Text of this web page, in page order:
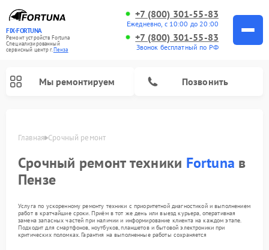
FIX-FORTUNA
Ремонт устройств Fortuna
Специализированный
cервисный центр г.Пенза
+7 (800) 301-55-83
Ежедневно, с 10:00 до 20:00
+7 (800) 301-55-83
Звонок бесплатный по РФ
Мы ремонтируем Позвонить
Главная Срочный ремонт
Срочный ремонт техники Fortuna в
Пензе
Услуга по ускоренному ремонту техники с приоритетной диагностикой и выполнением
работ в кратчайшие сроки. Приём в тот же день или выезд курьера, оперативная
замена запасных частей при наличии и информирование клиента на каждом этапе.
Подходит для смартфонов, ноутбуков, планшетов и бытовой электроники при
критических поломках. Гарантия на выполненные работы сохраняется